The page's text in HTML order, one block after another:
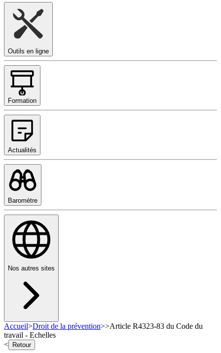
Outils en ligne
Formation
Actualités
Baromètre
Nos autres sites
Accueil>Droit de la prévention>>Article R4323-83 du Code du
travail - Echelles
<
Retour